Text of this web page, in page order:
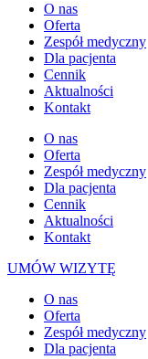
O nas
Oferta
Zespół medyczny
Dla pacjenta
Cennik
Aktualności
Kontakt
O nas
Oferta
Zespół medyczny
Dla pacjenta
Cennik
Aktualności
Kontakt
UMÓW WIZYTĘ
O nas
Oferta
Zespół medyczny
Dla pacjenta